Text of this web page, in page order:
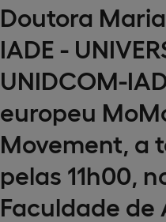
Doutora
IADE -
UNIDCOM-
europeu
Movement, a
pelas 11h00,
Faculdade de